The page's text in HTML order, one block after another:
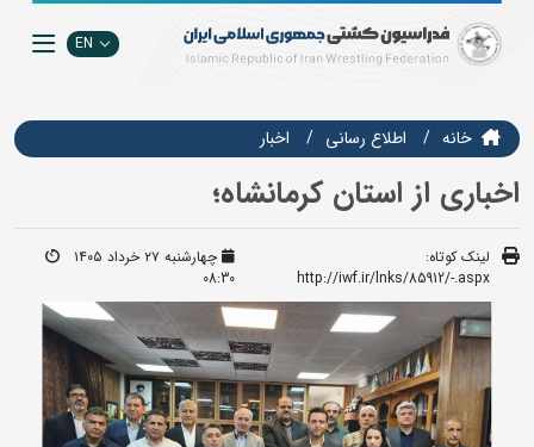
EN
خانه اطلاع رسانی اخبار
اخباری از استان کرمانشاه؛
لینک کوتاه:
http://iwf.ir/lnks/85912/-.aspx
چهارشنبه ۲۷ خرداد ۱۴۰۵
08:30